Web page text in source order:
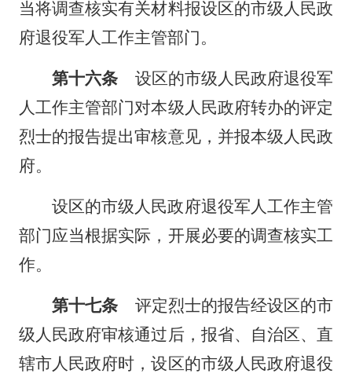
当将调查核实有关材料报设区的市级人民政
府退役军人工作主管部门。
第十六条 设区的市级人民政府退役军
人工作主管部门对本级人民政府转办的评定
烈士的报告提出审核意见，并报本级人民政
府。
设区的市级人民政府退役军人工作主管
部门应当根据实际，开展必要的调查核实工
作。
第十七条 评定烈士的报告经设区的市
级人民政府审核通过后，报省、自治区、直
辖市人民政府时，设区的市级人民政府退役